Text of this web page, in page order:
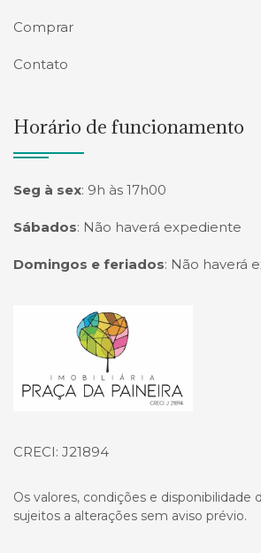
Comprar
Contato
Horário de funcionamento
Seg à sex: 9h às 17h00
Sábados: Não haverá expediente
Domingos e feriados: Não haverá
Página inicial
CRECI: J21894
Os valores, condições e disponibilidade
sujeitos a alterações sem aviso prévio.